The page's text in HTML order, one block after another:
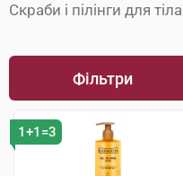
Скраби і пілінги для тіла
Фільтри
1+1=3